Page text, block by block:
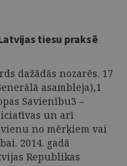
tiesu praksē
dažādās nozarēs. 17
asambleja),1
Savienību3 –
un arī
no mērķiem vai
2014. gadā
Republikas